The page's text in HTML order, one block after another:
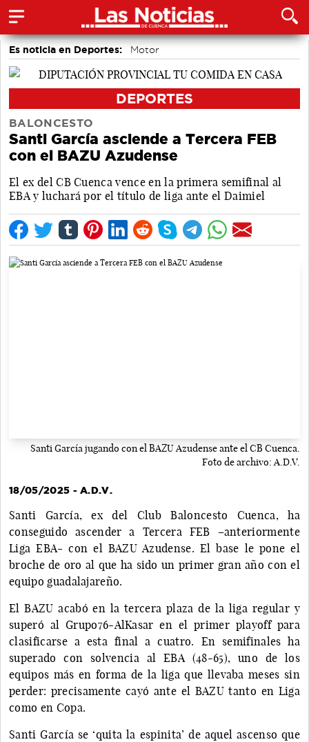
Es noticia en Deportes: Motor
DEPORTES
BALONCESTO
Santi García asciende a Tercera FEB
con el BAZU Azudense
El ex del CB Cuenca vence en la primera semifinal al
EBA y luchará por el título de liga ante el Daimiel
Santi García jugando con el BAZU Azudense ante el CB Cuenca.
Foto de archivo: A.D.V.
18/05/2025 - A.D.V.
Santi García, ex del Club Baloncesto Cuenca, ha
conseguido ascender a Tercera FEB –anteriormente
Liga EBA- con el BAZU Azudense. El base le pone el
broche de oro al que ha sido un primer gran año con el
equipo guadalajareño.
El BAZU acabó en la tercera plaza de la liga regular y
superó al Grupo76-AlKasar en el primer playoff para
clasificarse a esta final a cuatro. En semifinales ha
superado con solvencia al EBA (48-65), uno de los
equipos más en forma de la liga que llevaba meses sin
perder: precisamente cayó ante el BAZU tanto en Liga
como en Copa.
Santi García se ‘quita la espinita’ de aquel ascenso que